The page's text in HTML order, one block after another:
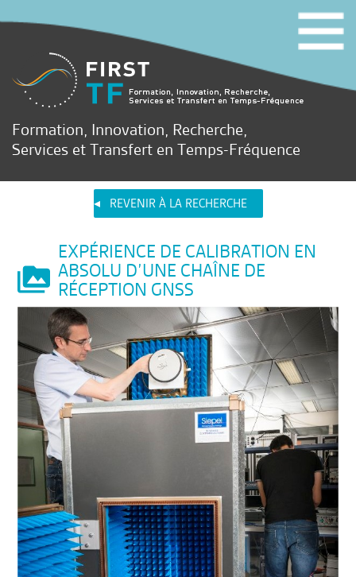
Formation, Innovation, Recherche,
Services et Transfert en Temps-Fréquence
REVENIR À LA RECHERCHE
EXPÉRIENCE DE CALIBRATION EN
ABSOLU D’UNE CHAÎNE DE
RÉCEPTION GNSS